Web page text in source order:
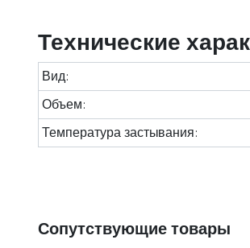
Технические
Вид:
Объем:
Температура застывания:
Сопутствующие товары